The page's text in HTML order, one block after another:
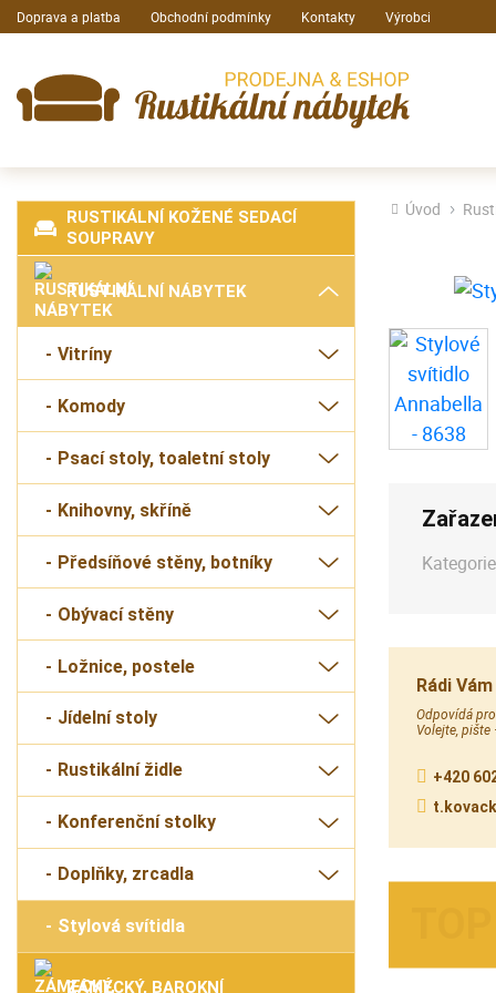
Doprava a platba Obchodní podmínky Kontakty Výrobci
RUSTIKÁLNÍ KOŽENÉ SEDACÍ
SOUPRAVY
RUSTIKÁLNÍ NÁBYTEK
Vitríny
Komody
Psací stoly, toaletní stoly
Knihovny, skříně
Předsíňové stěny, botníky
Obývací stěny
Ložnice, postele
Jídelní stoly
Rustikální židle
Konferenční stolky
Doplňky, zrcadla
Stylová svítidla
ZÁMECKÝ, BAROKNÍ
Úvod
Rádi
Odpovídá
Volejte, pište
+420